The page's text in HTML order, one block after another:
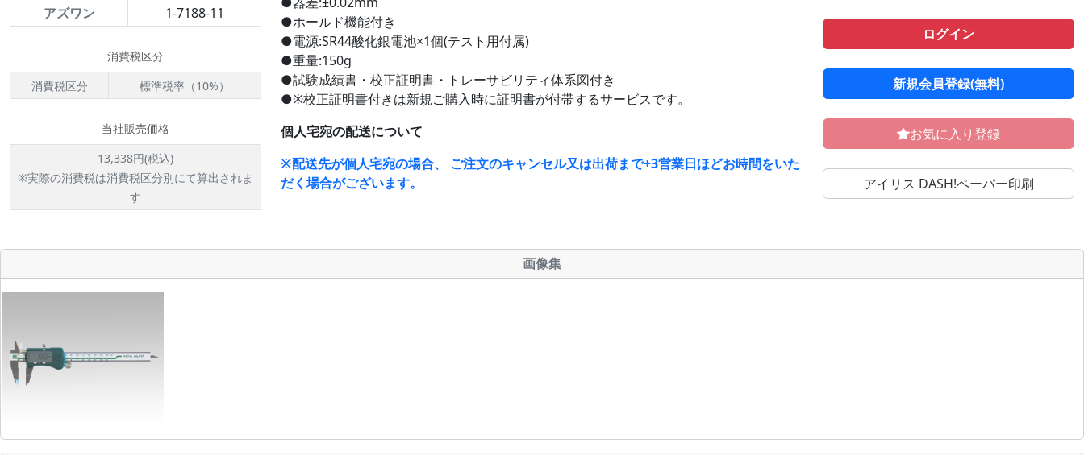
アズワン
1-7188-11
消費税区分
消費税区分
標準税率（10%）
当社販売価格
13,338円(税込)
※実際の消費税は消費税区分別にて算出されま
す
●ホールド機能付き
●電源:SR44酸化銀電池×1個(テスト用付属)
●重量:150g
●試験成績書・校正証明書・トレーサビリティ体系図付き
●※校正証明書付きは新規ご購入時に証明書が付帯するサービスです。
個人宅宛の配送について
※配送先が個人宅宛の場合、 ご注文のキャンセル又は出荷まで+3営業日ほどお時間をいた
だく場合がございます。
ログイン
新規会員登録(無料)
お気に入り登録
アイリス DASH!ペーパー印刷
画像集